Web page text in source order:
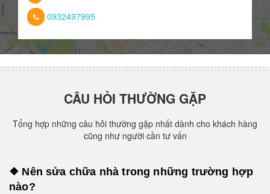
0932497995
CÂU HỎI THƯỜNG GẶP
Tổng hợp những câu hỏi thường gặp nhất dành cho khách hàng
cũng như người cần tư vấn
❖ Nên sửa chữa nhà trong những trường hợp
nào?